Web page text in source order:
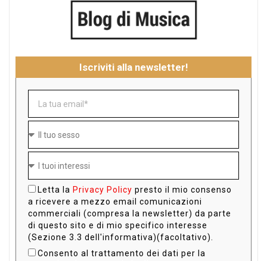
Iscriviti alla newsletter!
Letta la Privacy Policy presto il mio consenso
a ricevere a mezzo email comunicazioni
commerciali (compresa la newsletter) da parte
di questo sito e di mio specifico interesse
(Sezione 3.3 dell'informativa)(facoltativo).
Consento al trattamento dei dati per la